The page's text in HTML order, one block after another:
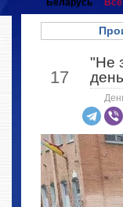
Беларусь
17
"Не